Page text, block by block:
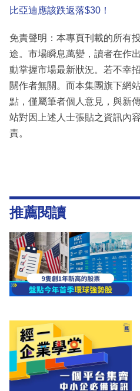
比亞迪應該跌返落$30！
免責聲明：本專頁刊載的所有
途。市場瞬息萬變，讀者在作
動掌握市場最新狀況。若不幸
關作者無關。而本集團旗下網
點，僅屬筆者個人意見，與新
站對因上述人士張貼之資訊內
責。
推薦閱讀